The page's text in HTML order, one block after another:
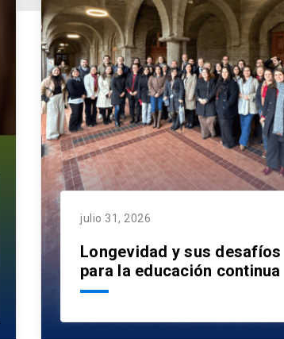
julio 31, 2026
Longevidad y sus desafíos
para la educación continua